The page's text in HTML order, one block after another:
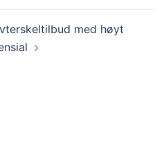
med høyt